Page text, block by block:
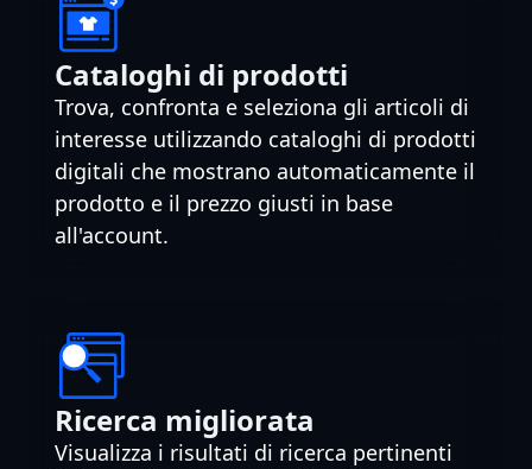
Cataloghi di prodotti
Trova, confronta e seleziona gli articoli di
interesse utilizzando cataloghi di prodotti
digitali che mostrano automaticamente il
prodotto e il prezzo giusti in base
all'account.
Ricerca migliorata
Visualizza i risultati di ricerca pertinenti